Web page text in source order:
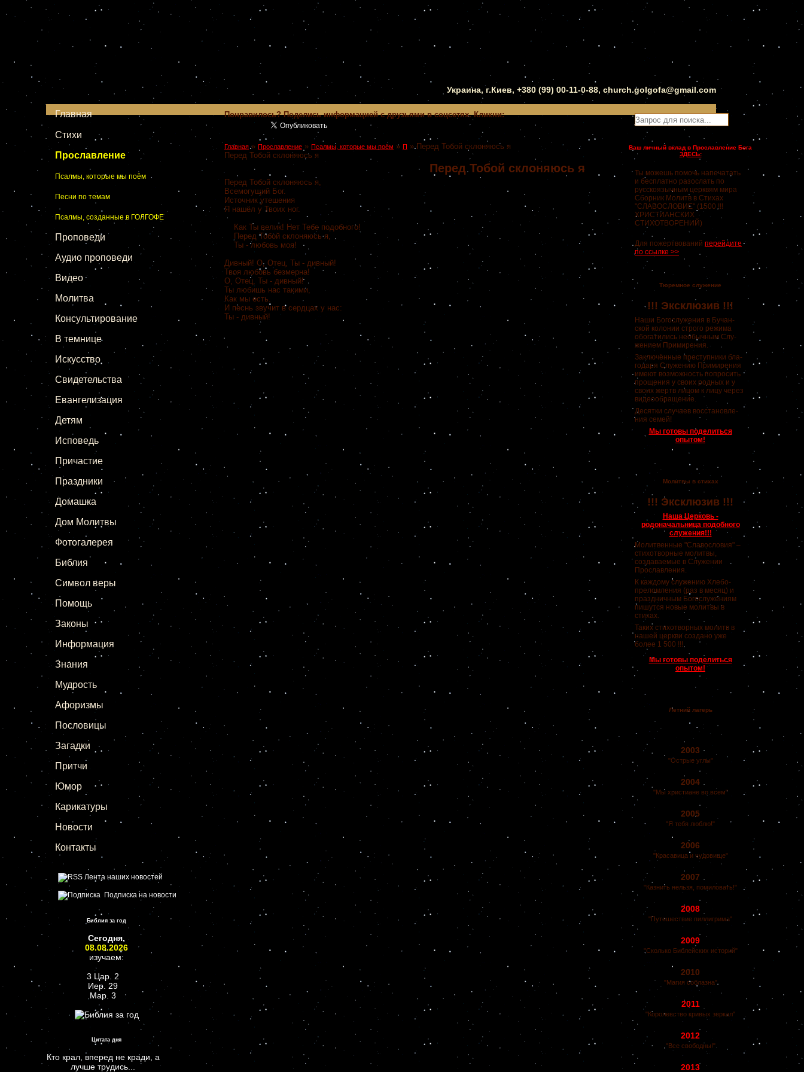
Украина, г.Киев, +380 (99) 00-11-0-88, church.golgofa@gmail.com
Главная
Стихи
Прославление
Псалмы, которые мы поём
Песни по темам
Псалмы, созданные в ГОЛГОФЕ
Проповеди
Аудио проповеди
Видео
Молитва
Консультирование
В темнице
Искусство
Свидетельства
Евангелизация
Детям
Исповедь
Причастие
Праздники
Домашка
Дом Молитвы
Фотогалерея
Библия
Символ веры
Помощь
Законы
Информация
Знания
Мудрость
Афоризмы
Пословицы
Загадки
Притчи
Юмор
Карикатуры
Новости
Контакты
Лента наших новостей
Подписка на новости
Библия за год
Сегодня,
08.08.2026
изучаем:
3 Цар. 2
Иер. 29
Мар. 3
Цитата дня
Кто крал, вперед не кради, а
лучше трудись...
Понравилось? Поделись информацией с друзьями в соцсетях. Кликни:
Главная» Прославление » Псалмы, которые мы поём » П »Перед Тобой склоняюсь я
Перед Тобой склоняюсь я
Перед Тобой склоняюсь я
Перед Тобой склоняюсь я,
Всемогущий Бог.
Источник утешения
Я нашёл у Твоих ног.
Как Ты велик! Нет Тебе подобного!
Перед Тобой склоняюсь я,
Ты - любовь моя!
Дивный! О, Отец, Ты - дивный!
Твоя любовь безмерна!
О, Отец, Ты - дивный!
Ты любишь нас такими,
Как мы есть.
И песнь звучит в сердцах у нас:
Ты - дивный!
Ваш личный вклад в Прославление Бога
ЗДЕСЬ:
Ты можешь помочь напечатать
и бесплатно разослать по
русскоязычным церквям мира
Сборник Молитв в Стихах
"СЛАВОСЛОВИЕ" (1500 !!!
ХРИСТИАНСКИХ
СТИХОТВОРЕНИЙ)
Для пожертвований перейдите
по ссылке >>
Тюремное служение
!!! Эксклюзив !!!
Наши Богослужения в Бучан-
ской колонии строго режима
обогатились необычным Слу-
жением Примирения.
Заключённые преступники бла-
годаря Служению Примирения
имеют возможность попросить
прощения у своих родных и у
своих жертв лицом к лицу через
видеообращение.
Десятки случаев восстановле-
ния семей!
Мы готовы поделиться
опытом!
Молитвы в стихах
!!! Эксклюзив !!!
Наша Церковь -
родоначальница подобного
служения!!!
Молитвенные "Славословия" –
стихотворные молитвы,
создаваемые в Служении
Прославления.
К каждому служению Хлебо-
преломления (раз в месяц) и
праздничным Богослужениям
пишутся новые молитвы в
стихах.
Таких стихотворных молитв в
нашей церкви создано уже
более 1 500 !!!
Мы готовы поделиться
опытом!
Летний лагерь
2003
"Острые углы"
2004
"Мы христиане во всем"
2005
"Я тебя люблю!"
2006
"Красавица и чудовище"
2007
"Казнить нельзя, помиловать!"
2008
"Путешествие пиллигрима"
2009
"Сколько Библейских историй"
2010
"Магия соблазна"
2011
"Королевство кривых зеркал"
2012
"Все свободны!"
2013